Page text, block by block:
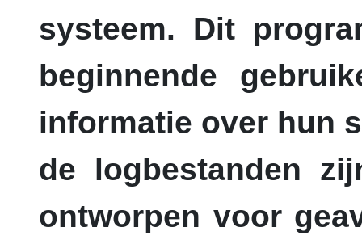
systeem. Dit
beginnende
informatie over hun
de logbestanden
ontworpen voor